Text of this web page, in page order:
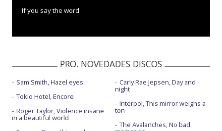
If you say the word
PRO. NOVEDADES DISCOS
Sam Smith, Hazel eyes
Tokio Hotel, Encore
Roger Taylor, Violence insane
in a beautiful world
Carly Rae Jepsen, Day and
night
Interpol, This mirror weighs a
ton
The Avalanches, No bad